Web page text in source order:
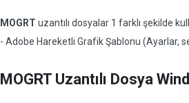
MOGRT uzantılı dosyalar 1 farklı şekilde
- Adobe Hareketli Grafik Şablonu (Ayarlar,
MOGRT Uzantılı Dosya